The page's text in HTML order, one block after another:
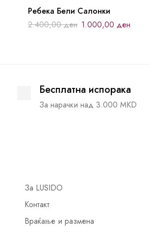
Ребека Бели Салонки
2.400,00ден 1.000,00 ден
Бесплатна испорака
За нарачки над 3.000 MKD
За LUSIDO
Контакт
Враќање и размена